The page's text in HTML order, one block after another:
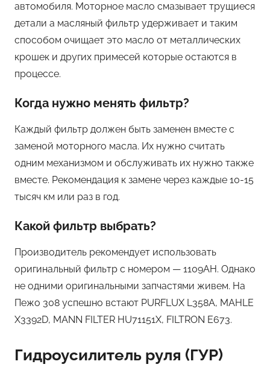
автомобиля. Моторное масло смазывает трущиеся
детали а масляный фильтр удерживает и таким
способом очищает это масло от металлических
крошек и других примесей которые остаются в
процессе.
Когда нужно менять фильтр?
Каждый фильтр должен быть заменен вместе с
заменой моторного масла. Их нужно считать
одним механизмом и обслуживать их нужно также
вместе. Рекомендация к замене через каждые 10-15
тысяч км или раз в год.
Какой фильтр выбрать?
Производитель рекомендует использовать
оригинальный фильтр с номером — 1109AH. Однако
не одними оригинальными запчастями живем. На
Пежо 308 успешно встают PURFLUX L358A, MAHLE
X3392D, MANN FILTER HU71151X, FILTRON E673.
Гидроусилитель руля (ГУР)